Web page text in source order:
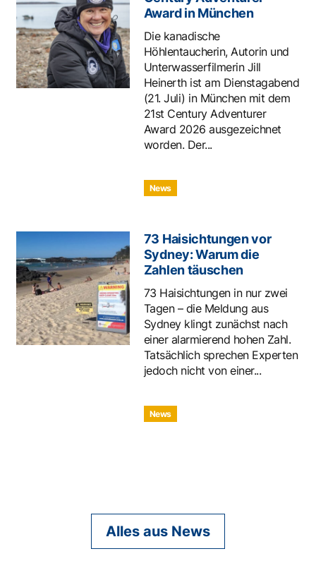
Award in München
Die kanadische
Höhlentaucherin, Autorin und
Unterwasserfilmerin Jill
Heinerth ist am Dienstagabend
(21. Juli) in München mit dem
21st Century Adventurer
Award 2026 ausgezeichnet
worden. Der...
News
73 Haisichtungen vor
Sydney: Warum die
Zahlen täuschen
73 Haisichtungen in nur zwei
Tagen – die Meldung aus
Sydney klingt zunächst nach
einer alarmierend hohen Zahl.
Tatsächlich sprechen Experten
jedoch nicht von einer...
News
Alles aus News